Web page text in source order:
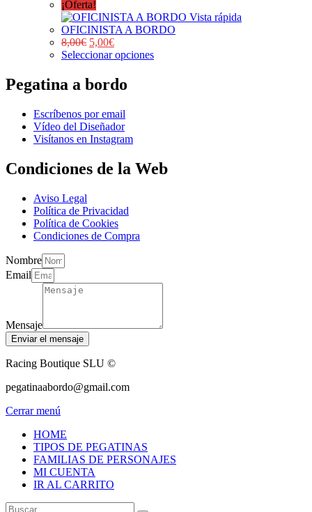
¡Oferta!
Vista rápida
OFICINISTA A BORDO
8,00€ 5,00€
Seleccionar opciones
Pegatina a bordo
Escríbenos por email
Vídeo del Diseñador
Visítanos en Instagram
Condiciones de la Web
Aviso Legal
Política de Privacidad
Política de Cookies
Condiciones de Compra
Nombre
Email
Mensaje
Enviar el mensaje
Racing Boutique SLU ©
pegatinaabordo@gmail.com
Cerrar menú
HOME
TIPOS DE PEGATINAS
FAMILIAS DE PERSONAJES
MI CUENTA
IR AL CARRITO